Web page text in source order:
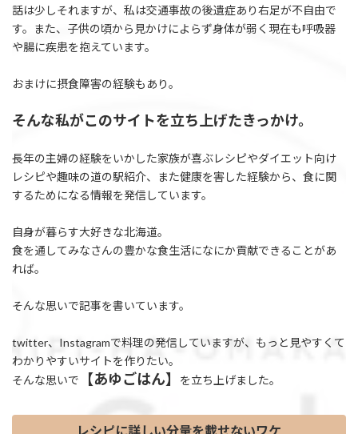
話は少しそれますが、私は交通事故の後遺症あり右足が不自由で
す。また、子供の頃から見かけによらず身体が弱く現在も呼吸器
や腸に疾患を抱えています。
おまけに摂食障害の経験もあり。
そんな私がこのサイトを立ち上げたきっかけ。
長年の主婦の経験をいかした家族が喜ぶレシピやダイエット向け
レシピや趣味の道の駅紹介、また健康を害した経験から、食に関
するためになる情報を発信しています。
自身が暮らす大好きな北海道。
食を通してみなさんの豊かな食生活になにか貢献できることがあ
れば。
そんな思いで記事を書いています。
twitter、Instagramで料理の発信していますが、もっと見やすくて
わかりやすいサイトを作りたい。
そんな思いで
【あゆごはん】 を立ち上げました。
レシピに詳しい分量を載せないワケ